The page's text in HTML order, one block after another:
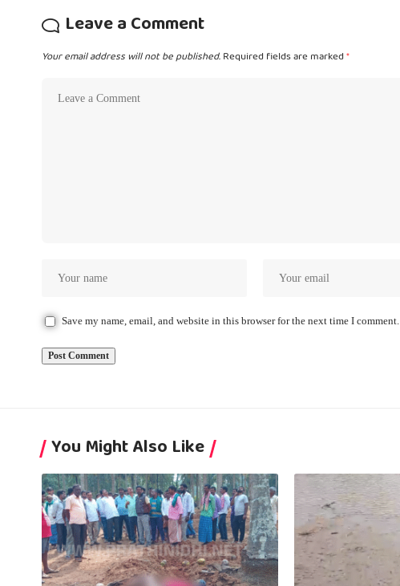
Leave a Comment
Your email address will not be published.Required fields are marked*
Save my name, email, and website in this browser for the next time I comment.
You Might Also Like